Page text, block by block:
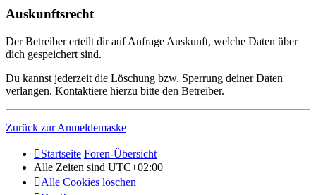
Auskunftsrecht
Der Betreiber erteilt dir auf Anfrage Auskunft, welche Daten über
dich gespeichert sind.
Du kannst jederzeit die Löschung bzw. Sperrung deiner Daten
verlangen. Kontaktiere hierzu bitte den Betreiber.
Zurück zur Anmeldemaske
Startseite Foren-Übersicht
Alle Zeiten sind UTC+02:00
Alle Cookies löschen